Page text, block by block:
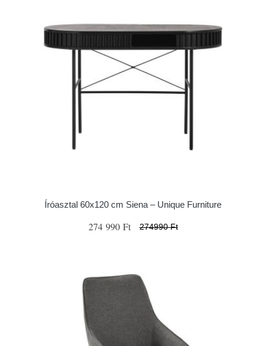
Íróasztal 60x120 cm Siena – Unique Furniture
274 990 Ft 274990 Ft